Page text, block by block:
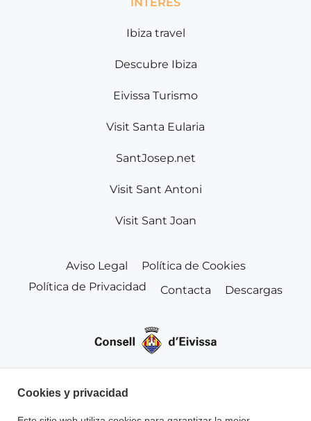
Ibiza travel
Descubre Ibiza
Eivissa Turismo
Visit Santa Eularia
SantJosep.net
Visit Sant Antoni
Visit Sant Joan
Aviso Legal
Política de Cookies
Política de Privacidad
Contacta Descargas
Cookies y privacidad